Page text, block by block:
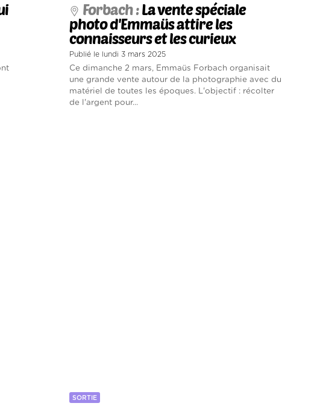
Forbach :La vente spéciale
photo d'Emmaüs attire les
connaisseurs et les curieux
Publié le lundi 3 mars 2025
Ce dimanche 2 mars, Emmaüs Forbach organisait
une grande vente autour de la photographie avec du
matériel de toutes les époques. L'objectif : récolter
de l'argent pour...
SORTIE